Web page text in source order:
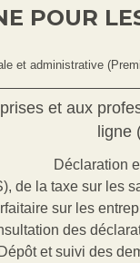
POUR
et administrative
et aux
ligne
Déclaration
de la taxe sur les
sur les
des
Dépôt et suivi des